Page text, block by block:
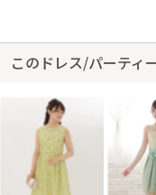
このドレス/パーティ